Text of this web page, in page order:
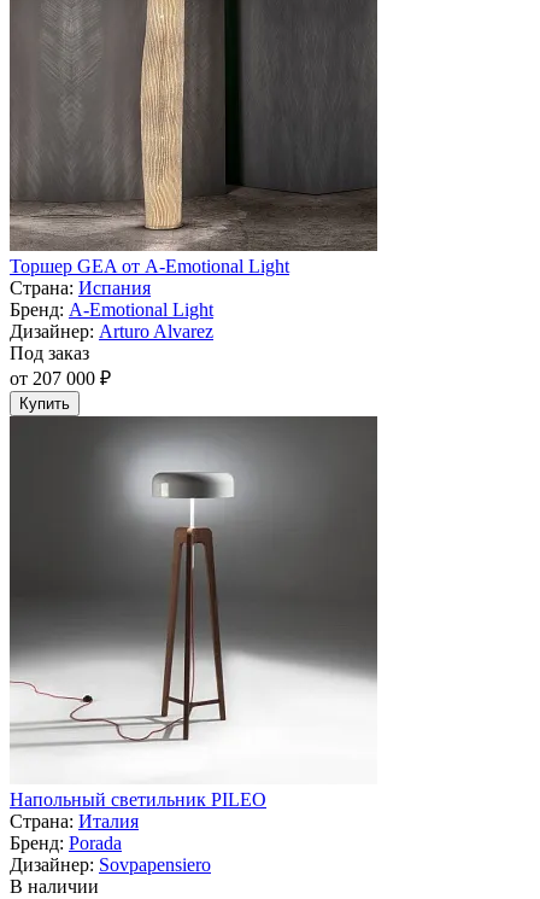
Торшер GEA от A-Emotional Light
Страна: Испания
Бренд: A-Emotional Light
Дизайнер: Arturo Alvarez
Под заказ
от 207 000 ₽
Купить
Напольный светильник PILEO
Страна: Италия
Бренд: Porada
Дизайнер: Sovpapensiero
В наличии